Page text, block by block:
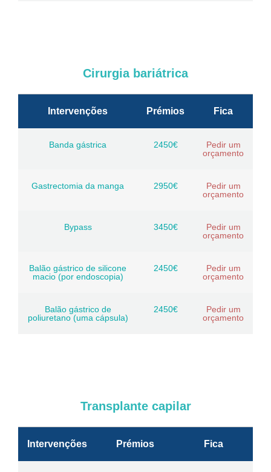
Cirurgia bariátrica
Intervenções Prémios Fica
Banda gástrica 2450€
Pedir um
orçamento
Gastrectomia da manga 2950€
Pedir um
orçamento
Bypass 3450€
Pedir um
orçamento
Balão gástrico de silicone
macio (por endoscopia)
2450€
Pedir um
orçamento
Balão gástrico de
poliuretano (uma cápsula)
2450€
Pedir um
orçamento
Transplante capilar
Intervenções Prémios Fica